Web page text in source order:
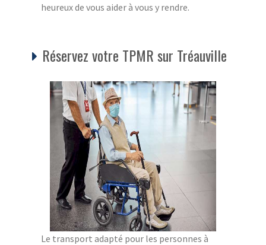
heureux de vous aider à vous y rendre.
Réservez votre TPMR sur Tréauville
Le transport adapté pour les personnes à